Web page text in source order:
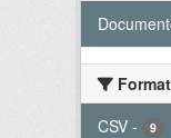
CSV - 9